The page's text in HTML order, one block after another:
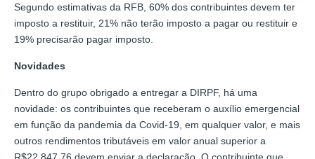
Segundo estimativas da RFB, 60% dos contribuintes devem ter
imposto a restituir, 21% não terão imposto a pagar ou restituir e
19% precisarão pagar imposto.
Novidades
Dentro do grupo obrigado a entregar a DIRPF, há uma
novidade: os contribuintes que receberam o auxílio emergencial
em função da pandemia da Covid-19, em qualquer valor, e mais
outros rendimentos tributáveis em valor anual superior a
R$22.847,76 devem enviar a declaração. O contribuinte que